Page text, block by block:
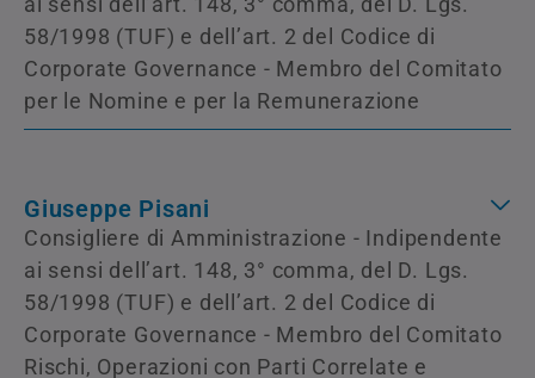
58/1998 (TUF) e dell’art. 2 del Codice di
Corporate Governance - Membro del Comitato
per le Nomine e per la Remunerazione
Giuseppe Pisani
Consigliere di Amministrazione - Indipendente
ai sensi dell’art. 148, 3° comma, del D. Lgs.
58/1998 (TUF) e dell’art. 2 del Codice di
Corporate Governance - Membro del Comitato
Rischi, Operazioni con Parti Correlate e